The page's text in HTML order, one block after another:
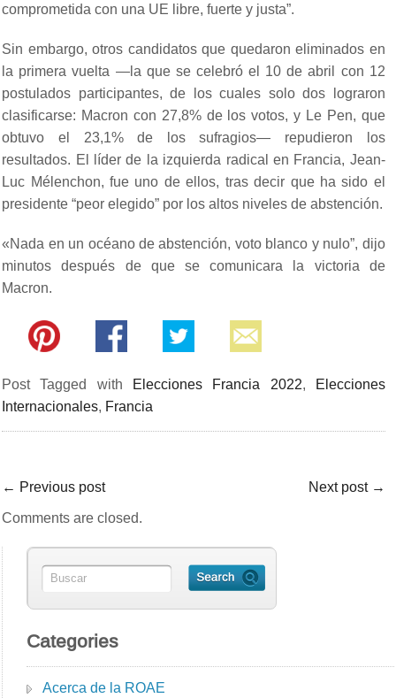
comprometida con una UE libre, fuerte y justa”.
Sin embargo, otros candidatos que quedaron eliminados en
la primera vuelta —la que se celebró el 10 de abril con 12
postulados participantes, de los cuales solo dos lograron
clasificarse: Macron con 27,8% de los votos, y Le Pen, que
obtuvo el 23,1% de los sufragios— repudieron los
resultados. El líder de la izquierda radical en Francia, Jean-
Luc Mélenchon, fue uno de ellos, tras decir que ha sido el
presidente “peor elegido” por los altos niveles de abstención.
«Nada en un océano de abstención, voto blanco y nulo”, dijo
minutos después de que se comunicara la victoria de
Macron.
Post Tagged with Elecciones Francia 2022,
Elecciones
Internacionales, Francia
← Previous post Next post →
Comments are closed.
Categories
Acerca de la ROAE